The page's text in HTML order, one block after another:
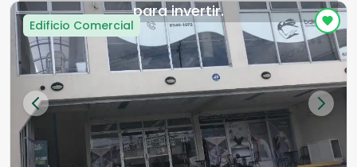
para invertir.
Edificio Comercial